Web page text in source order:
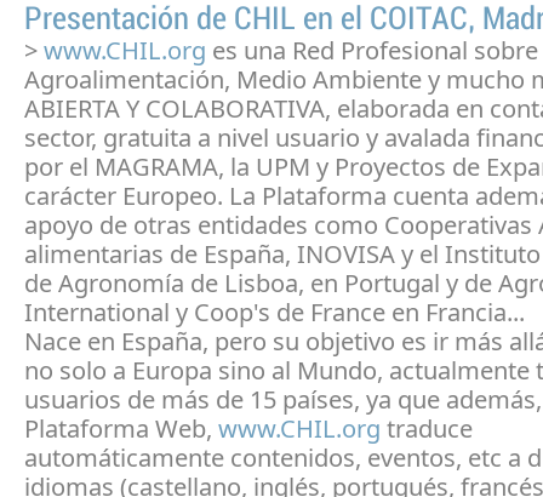
Presentación de CHIL en el COITAC,
>www.CHIL.org es una Red Profesional sobre
Agroalimentación, Medio Ambiente y mucho
ABIERTA Y COLABORATIVA, elaborada en
sector, gratuita a nivel usuario y avalada
por el MAGRAMA, la UPM y Proyectos de
carácter Europeo. La Plataforma cuenta
apoyo de otras entidades como Cooperativas
alimentarias de España, INOVISA y el
de Agronomía de Lisboa, en Portugal y de
International y Coop's de France en Francia...
Nace en España, pero su objetivo es ir más
no solo a Europa sino al Mundo, actualmente
usuarios de más de 15 países, ya que
Plataforma Web, www.CHIL.org traduce
automáticamente contenidos, eventos, etc a
idiomas (castellano, inglés, portugués,